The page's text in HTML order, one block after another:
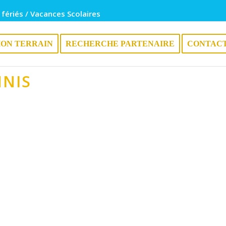
/ Vacances Scolaires
TERRAIN RECHERCHE PARTENAIRE